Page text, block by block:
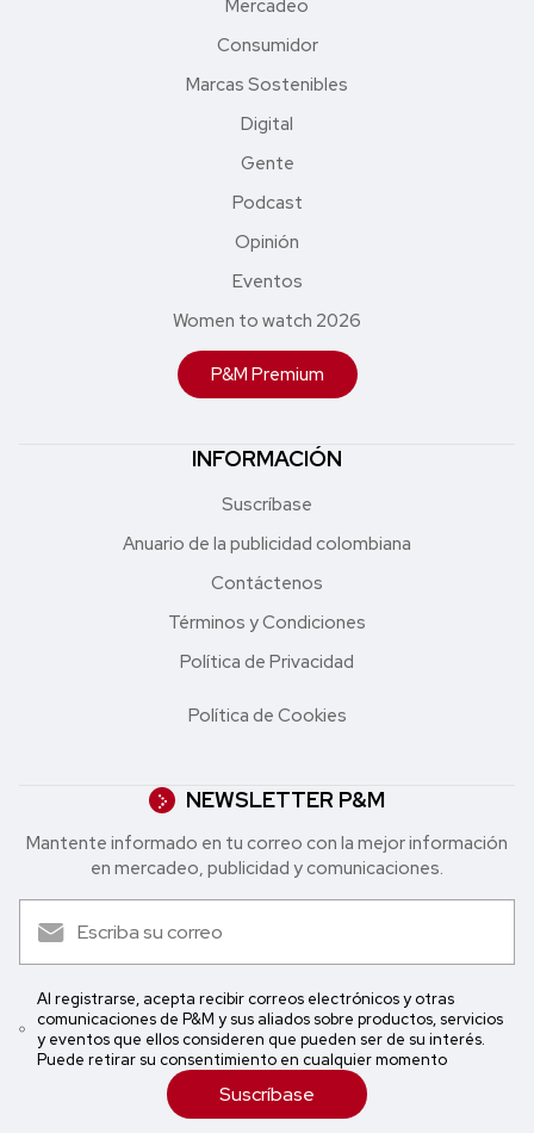
Mercadeo
Consumidor
Marcas Sostenibles
Digital
Gente
Podcast
Opinión
Eventos
Women to watch 2026
P&M Premium
INFORMACIÓN
Suscríbase
Anuario de la publicidad colombiana
Contáctenos
Términos y Condiciones
Política de Privacidad
Política de Cookies
NEWSLETTER P&M
Mantente informado en tu correo con la mejor in formación
en mercadeo, publicidad y comunicaciones.
Al registrarse, acepta recibir correos electrónicos y otras
comunicaciones de P&M y sus aliados sobre productos, servicios
y eventos que ellos consideren que pueden ser de su interés.
Puede retirar su consentimiento en cualquier momento
Suscríbase